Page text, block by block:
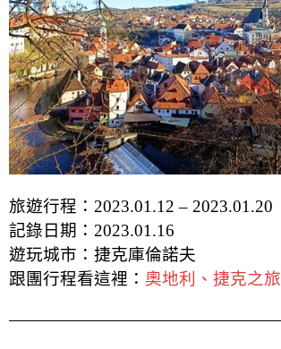
旅遊行程：2023.01.12 – 2023.01.20
記錄日期：2023.01.16
遊玩城市：捷克庫倫諾夫
跟團行程看這裡： 奧地利、捷克之旅